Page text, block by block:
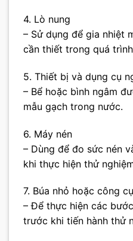
4. Lò nung
– Sử dụng để gia nhiệt
cần thiết trong quá
5. Thiết bị và dụng cụ
– Bể hoặc bình ngâm
mẫu gạch trong nước.
6. Máy nén
– Dùng để đo sức nén
khi thực hiện thử
7. Búa nhỏ hoặc công
– Để thực hiện các
trước khi tiến hành thử